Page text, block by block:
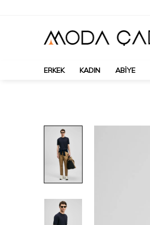
ERKEK KADIN ABIYE